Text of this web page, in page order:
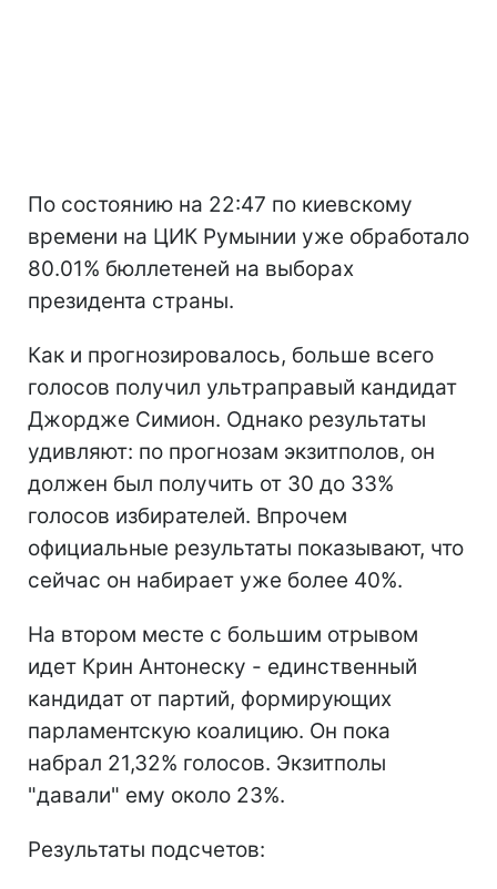
По состоянию на 22:47 по киевскому
времени на ЦИК Румынии уже обработало
80.01% бюллетеней на выборах
президента страны.
Как и прогнозировалось, больше всего
голосов получил ультраправый кандидат
Джордже Симион. Однако результаты
удивляют: по прогнозам экзитполов, он
должен был получить от 30 до 33%
голосов избирателей. Впрочем
официальные результаты показывают, что
сейчас он набирает уже более 40%.
На втором месте с большим отрывом
идет Крин Антонеску - единственный
кандидат от партий, формирующих
парламентскую коалицию. Он пока
набрал 21,32% голосов. Экзитполы
"давали" ему около 23%.
Результаты подсчетов: